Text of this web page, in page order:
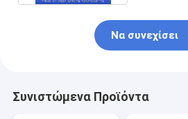
Να συνεχίσει
Συνιστώμενα Προϊόντα